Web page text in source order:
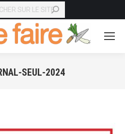
SEUL-2024